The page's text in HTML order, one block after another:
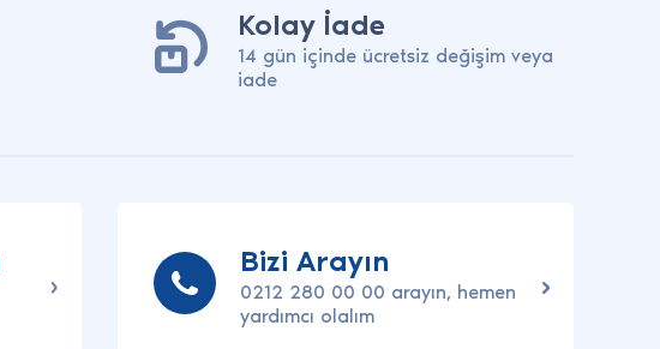
Kolay İade
14 gün içinde ücretsiz değişim veya
iade
Bizi Arayın
0212 280 00 00 arayın, hemen
yardımcı olalım